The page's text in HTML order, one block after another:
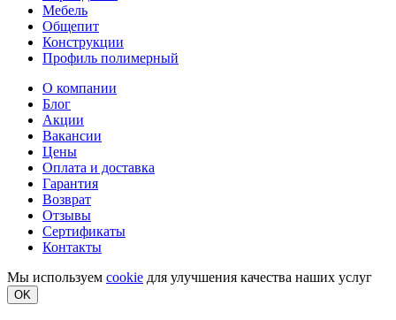
Мебель
Общепит
Конструкции
Профиль полимерный
О компании
Блог
Акции
Вакансии
Цены
Оплата и доставка
Гарантия
Возврат
Отзывы
Сертификаты
Контакты
Мы используем cookie для улучшения качества наших услуг
OK